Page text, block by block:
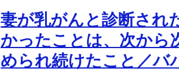
妻が乳がんと診断され
かったことは、次から
められ続けたこと／バ